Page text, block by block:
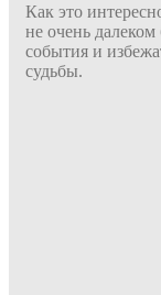
Как это
не очень
события и
судьбы.